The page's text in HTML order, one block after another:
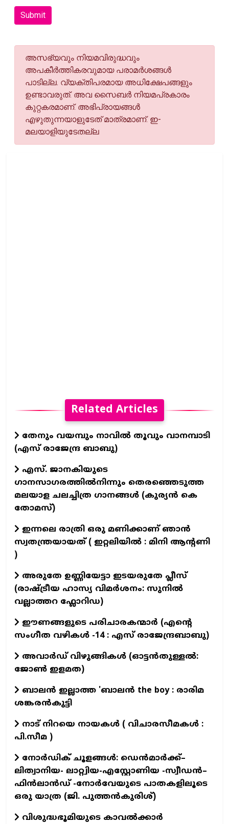
Submit
അസഭ്യവും നിയമവിരുദ്ധവും
അപകീര്‍ത്തികരവുമായ പരാമര്‍ശങ്ങള്‍
പാടില്ല. വ്യക്തിപരമായ അധിക്ഷേപങ്ങളും
ഉണ്ടാവരുത്. അവ സൈബര്‍ നിയമപ്രകാരം
കുറ്റകരമാണ്. അഭിപ്രായങ്ങള്‍
എഴുതുന്നയാളുടേത് മാത്രമാണ്. ഇ-
മലയാളിയുടേതല്ല
Related Articles
തേനും വയമ്പും നാവിൽ തൂവും വാനമ്പാടി
(എസ് രാജേന്ദ്ര ബാബു)
എസ്. ജാനകിയുടെ
ഗാനസാഗരത്തിൽനിന്നും തെരഞ്ഞെടുത്ത
മലയാള ചലച്ചിത്ര ഗാനങ്ങൾ (കുര്യൻ കെ
തോമസ്)
ഇന്നലെ രാത്രി ഒരു മണിക്കാണ് ഞാൻ
സ്വതന്ത്രയായത് ( ഇറ്റലിയിൽ : മിനി ആന്റണി
)
അരുതേ ഉണ്ണിയേട്ടാ ഇടയരുതേ പ്ലീസ്
(രാഷ്ട്രീയ ഹാസ്യ വിമർശനം: സുനിൽ
വല്ലാത്തറ ഫ്ലോറിഡ)
ഈണങ്ങളുടെ പരിചാരകന്മാര്‍ (എന്‍റെ
സംഗീത വഴികള്‍ -14 : എസ് രാജേന്ദ്രബാബു)
അവാർഡ് വിഴുങ്ങികൾ (ഓട്ടൻതുള്ളൽ:
ജോൺ ഇളമത)
ബാലൻ ഇല്ലാത്ത 'ബാലൻ the boy : രാരിമ
ശങ്കരൻകുട്ടി
നാട് നിറയെ നായകൾ ( വിചാരസീമകൾ :
പി.സീമ )
നോർഡിക് ചൂളങ്ങൾ: ഡെൻമാർക്ക്–
ലിത്വാനിയ- ലാറ്റ്വിയ-എസ്റ്റോണിയ -സ്വീഡൻ–
ഫിൻലാൻഡ് -നോർവേയുടെ പാതകളിലൂടെ
ഒരു യാത്ര (ജി. പുത്തൻകുരിശ്)
വിശുദ്ധഭൂമിയുടെ കാവല്‍ക്കാര്‍